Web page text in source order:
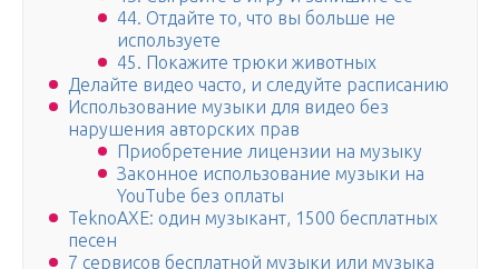
44. Отдайте то, что вы больше не
используете
45. Покажите трюки животных
Делайте видео часто, и следуйте расписанию
Использование музыки для видео без
нарушения авторских прав
Приобретение лицензии на музыку
Законное использование музыки на
YouTube без оплаты
TeknoAXE: один музыкант, 1500 бесплатных
песен
7 сервисов бесплатной музыки или музыка